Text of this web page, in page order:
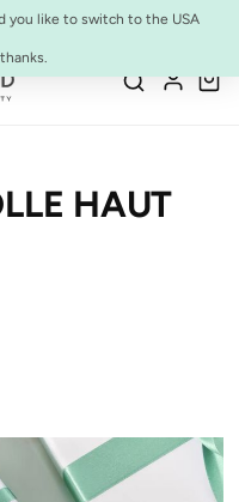
you like to switch to the USA
Sommer-Set
HAUT